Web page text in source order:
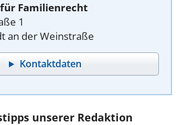
Familienrecht
1
an der Weinstraße
Kontaktdaten
unserer Redaktion